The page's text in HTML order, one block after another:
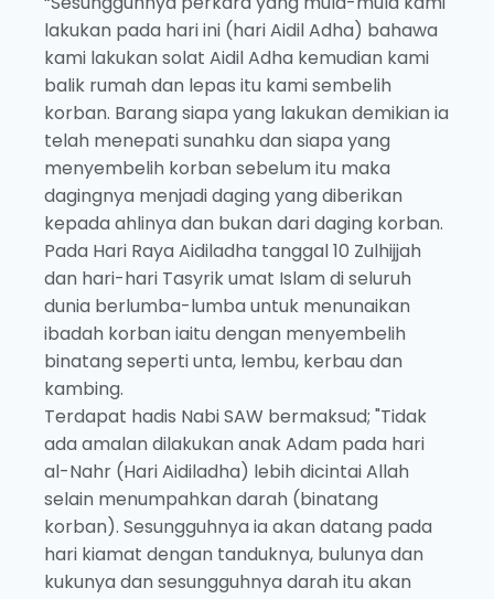
lakukan pada hari ini (hari Aidil Adha) bahawa
kami lakukan solat Aidil Adha kemudian kami
balik rumah dan lepas itu kami sembelih
korban. Barang siapa yang lakukan demikian ia
telah menepati sunahku dan siapa yang
menyembelih korban sebelum itu maka
dagingnya menjadi daging yang diberikan
kepada ahlinya dan bukan dari daging korban.
Pada Hari Raya Aidiladha tanggal 10 Zulhijjah
dan hari-hari Tasyrik umat Islam di seluruh
dunia berlumba-lumba untuk menunaikan
ibadah korban iaitu dengan menyembelih
binatang seperti unta, lembu, kerbau dan
kambing.
Terdapat hadis Nabi SAW bermaksud; "Tidak
ada amalan dilakukan anak Adam pada hari
al-Nahr (Hari Aidiladha) lebih dicintai Allah
selain menumpahkan darah (binatang
korban). Sesungguhnya ia akan datang pada
hari kiamat dengan tanduknya, bulunya dan
kukunya dan sesungguhnya darah itu akan